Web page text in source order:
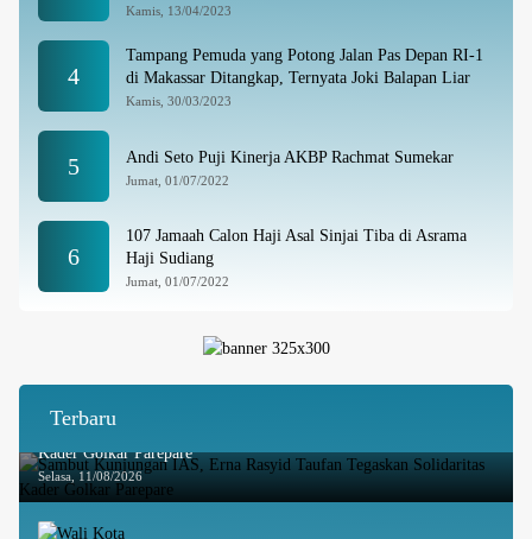
Kamis, 13/04/2023
4
Tampang Pemuda yang Potong Jalan Pas Depan RI-1
di Makassar Ditangkap, Ternyata Joki Balapan Liar
Kamis, 30/03/2023
5 Andi Seto Puji Kinerja AKBP Rachmat Sumekar
Jumat, 01/07/2022
6
107 Jamaah Calon Haji Asal Sinjai Tiba di Asrama
Haji Sudiang
Jumat, 01/07/2022
Terbaru
Sambut Kunjungan IAS, Erna Rasyid Taufan Tegaskan Solidaritas
Kader Golkar Parepare
Selasa, 11/08/2026